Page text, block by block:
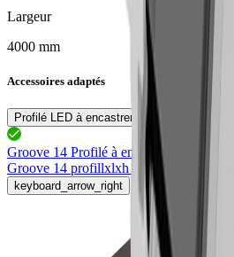
Largeur
4000 mm
Accessoires adaptés
Profilé LED à encastrer
Groove 14 Profilé à encastrer
76.50166.50
Groove 14 profillxlxh 4000x24x7mm
keyboard_arrow_right